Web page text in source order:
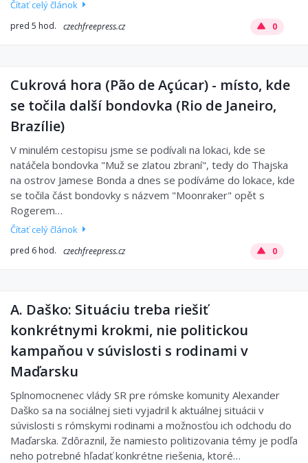
Čítať celý článok
pred 5 hod. czechfreepress.cz 0
Cukrová hora (Pão de Açúcar) - místo, kde
se točila další bondovka (Rio de Janeiro,
Brazílie)
V minulém cestopisu jsme se podívali na lokaci, kde se
natáčela bondovka "Muž se zlatou zbraní", tedy do Thajska
na ostrov Jamese Bonda a dnes se podíváme do lokace, kde
se točila část bondovky s názvem "Moonraker" opět s
Rogerem…
Čítať celý článok
pred 6 hod. czechfreepress.cz 0
A. Daško: Situáciu treba riešiť
konkrétnymi krokmi, nie politickou
kampaňou v súvislosti s rodinami v
Maďarsku
Splnomocnenec vlády SR pre rómske komunity Alexander
Daško sa na sociálnej sieti vyjadril k aktuálnej situácii v
súvislosti s rómskymi rodinami a možnosťou ich odchodu do
Maďarska. Zdôraznil, že namiesto politizovania témy je podľa
neho potrebné hľadať konkrétne riešenia, ktoré…